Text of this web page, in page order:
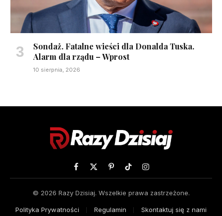
Sondaż. Fatalne wieści dla Donalda Tuska.
Alarm dla rządu – Wprost
10 sierpnia, 2026
Facebook
X
PinterestTikTokInstagram
© 2026 Razy Dzisiaj. Wszelkie prawa zastrzeżone.
Polityka Prywatności Regulamin Skontaktuj się z nami